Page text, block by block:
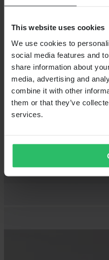
This website uses cookies
We use cookies to
social media features and
share information about
media, advertising and
combine it with other
them or that they’ve
services.